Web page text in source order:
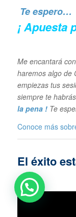
Te espero…
¡ Apuesta
Me encantará
haremos algo de
empiezas tus
siempre te
la pena ! Te
Conoce más
El éxito